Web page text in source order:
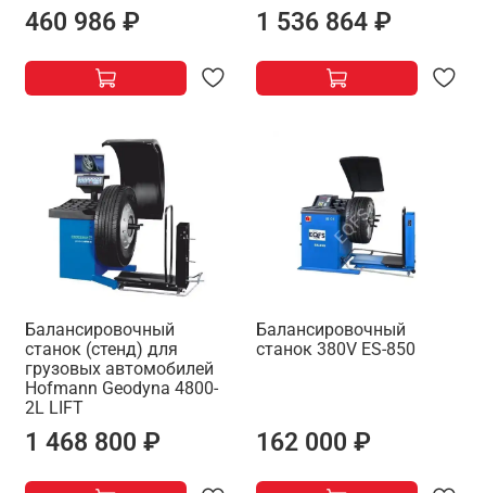
460 986 ₽ 1 536 864 ₽
Балансировочный
станок (стенд) для
грузовых автомобилей
Hofmann Geodyna 4800-
2L LIFT
1 468 800 ₽
Балансировочный
станок 380V ES-850
162 000 ₽